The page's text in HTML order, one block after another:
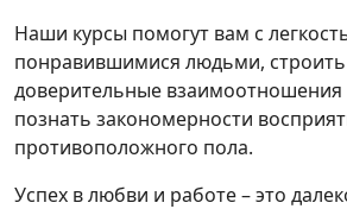
Наши курсы помогут вам с
понравившимися людьми,
доверительные взаимоотношения
познать закономерности
противоположного пола.
Успех в любви и работе – это